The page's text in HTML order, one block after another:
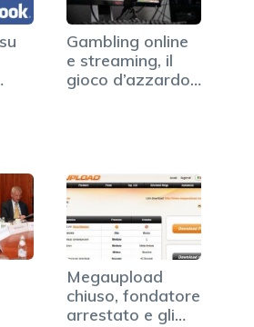
Gambling online
e streaming, il
gioco d’azzardo…
Megaupload
chiuso, fondatore
arrestato e gli…